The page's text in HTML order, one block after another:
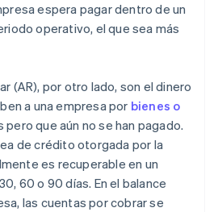
espera pagar dentro de un
operativo, el que sea más
(AR), por otro lado, son el dinero
a una empresa por bienes o
que aún no se han pagado.
de crédito otorgada por la
es recuperable en un
60 o 90 días. En el balance
las cuentas por cobrar se